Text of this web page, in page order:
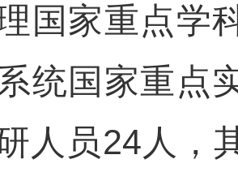
国家重点学
统国家重点
人员24人，